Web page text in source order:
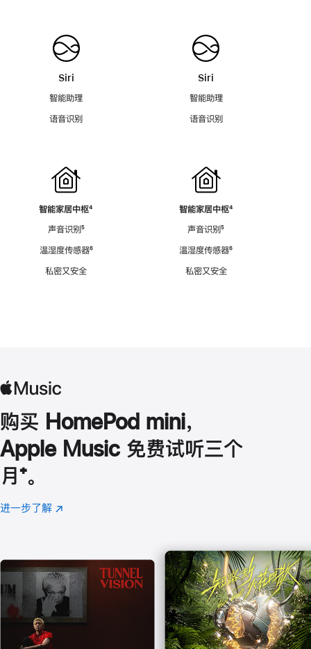
Siri
智能助理
语音识别
智能家居中枢脚
⁴
声音识别脚
⁵
温湿度传感器脚
⁶
私密又安全
Siri
智能助理
语音识别
智能家居中枢脚
⁴
声音识别脚
⁵
温湿度传感器脚
⁶
私密又安全
购买 HomePod mini，
Apple Music 免费试听三个
月 脚
注
⁺。
进一步了解 Apple
(在
口
中
打
开)